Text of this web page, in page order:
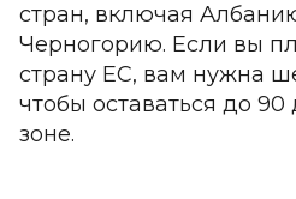
стран, включая
Черногорию. Если вы
страну ЕС, вам нужна
чтобы оставаться до
зоне.